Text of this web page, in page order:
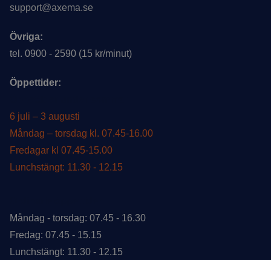
support@axema.se
Övriga:
tel. 0900 - 2590 (15 kr/minut)
Öppettider:
6 juli – 3 augusti
Måndag – torsdag kl. 07.45-16.00
Fredagar kl 07.45-15.00
Lunchstängt: 11.30 - 12.15
Måndag - torsdag: 07.45 - 16.30
Fredag: 07.45 - 15.15
Lunchstängt: 11.30 - 12.15